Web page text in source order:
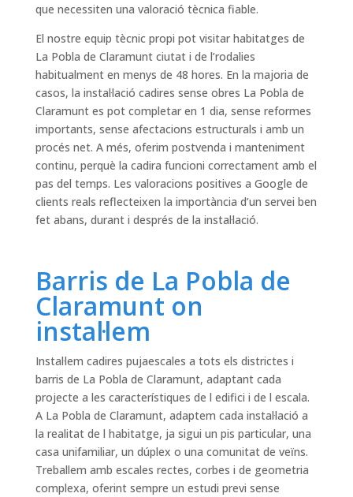
que necessiten una valoració tècnica fiable.
El nostre equip tècnic propi pot visitar habitatges de
La Pobla de Claramunt ciutat i de l’rodalies
habitualment en menys de 48 hores. En la majoria de
casos, la instal·lació cadires sense obres La Pobla de
Claramunt es pot completar en 1 dia, sense reformes
importants, sense afectacions estructurals i amb un
procés net. A més, oferim postvenda i manteniment
continu, perquè la cadira funcioni correctament amb el
pas del temps. Les valoracions positives a Google de
clients reals reflecteixen la importància d’un servei ben
fet abans, durant i després de la instal·lació.
Barris de La Pobla de
Claramunt on
instal·lem
Instal·lem cadires pujaescales a tots els districtes i
barris de La Pobla de Claramunt, adaptant cada
projecte a les característiques de l edifici i de l escala.
A La Pobla de Claramunt, adaptem cada instal·lació a
la realitat de l habitatge, ja sigui un pis particular, una
casa unifamiliar, un dúplex o una comunitat de veïns.
Treballem amb escales rectes, corbes i de geometria
complexa, oferint sempre un estudi previ sense